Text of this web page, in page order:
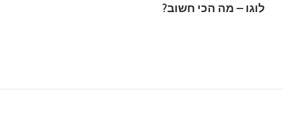
לוגו – מה הכי חשוב?